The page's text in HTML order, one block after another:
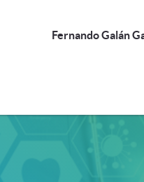
Fernando Galán